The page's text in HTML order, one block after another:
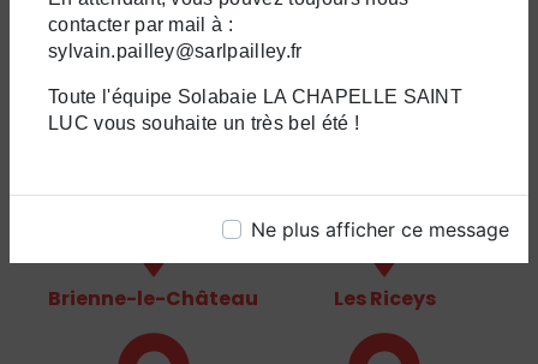
contacter par mail à :
sylvain.pailley@sarlpailley.fr
Toute l'équipe Solabaie LA CHAPELLE SAINT
LUC vous souhaite un très bel été !
Ne plus afficher ce message
La Chapelle-Saint-
Luc
Troyes
Brienne-le-Château Les Riceys